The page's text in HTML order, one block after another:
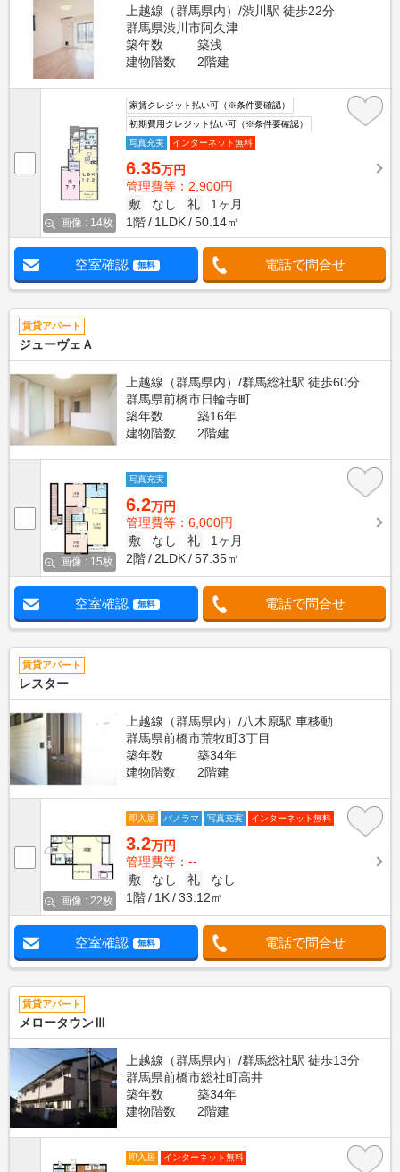
上越線（群馬県内）/渋川駅 徒歩22分
群馬県渋川市阿久津
築年数
築浅
建物階数
2階建
画像 : 14枚
家賃クレジット払い可（※条件要確認）
初期費用クレジット払い可（※条件要確認）
写真充実
インターネット無料
6.35万円
管理費等：2,900円
敷
なし 礼
1ヶ月
1階
1LDK 50.14㎡
空室確認 無料 電話で問合せ
賃貸アパート
ジューヴェＡ
上越線（群馬県内）/群馬総社駅 徒歩60分
群馬県前橋市日輪寺町
築年数
築16年
建物階数
2階建
画像 : 15枚
写真充実
6.2万円
管理費等：6,000円
敷
なし 礼
1ヶ月
2階
2LDK 57.35㎡
空室確認 無料 電話で問合せ
賃貸アパート
レスター
上越線（群馬県内）/八木原駅 車移動
群馬県前橋市荒牧町3丁目
築年数
築34年
建物階数
2階建
画像 : 22枚
即入居 パノラマ 写真充実 インターネット無料
3.2万円
管理費等：--
敷
なし 礼
なし
1階
1K 33.12㎡
空室確認 無料 電話で問合せ
賃貸アパート
メロータウンⅢ
上越線（群馬県内）/群馬総社駅 徒歩13分
群馬県前橋市総社町高井
築年数
築34年
建物階数
2階建
即入居 インターネット無料